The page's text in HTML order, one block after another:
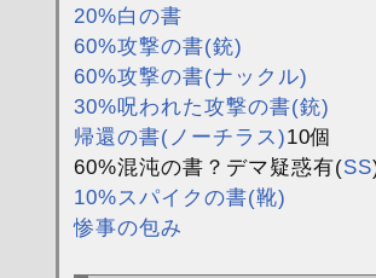
20%白の書
60%攻撃の書(銃)
60%攻撃の書(ナックル)
30%呪われた攻撃の書(銃)
帰還の書(ノーチラス)10個
60%混沌の書？デマ疑惑有(SS
10%スパイクの書(靴)
惨事の包み